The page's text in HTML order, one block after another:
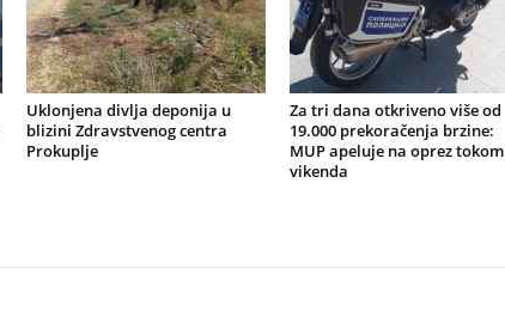
Uklonjena divlja deponija u
blizini Zdravstvenog centra
Prokuplje
Za tri dana otkriveno više od
19.000 prekoračenja brzine:
MUP apeluje na oprez tokom
vikenda